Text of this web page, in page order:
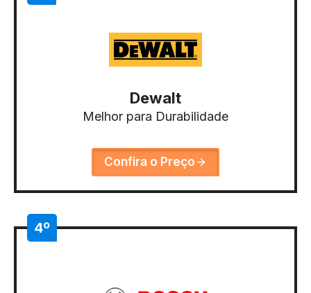
Dewalt
Melhor para Durabilidade
Confira o Preço
4º